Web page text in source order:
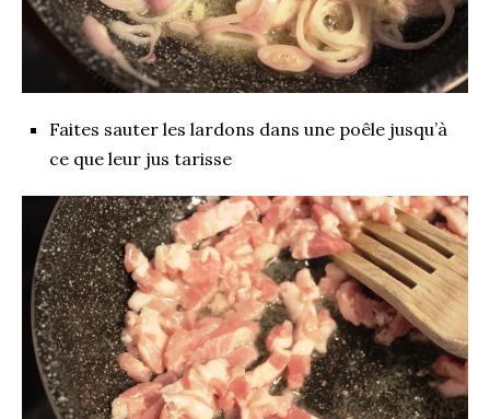
Faites sauter les lardons dans une poêle jusqu’à
ce que leur jus tarisse